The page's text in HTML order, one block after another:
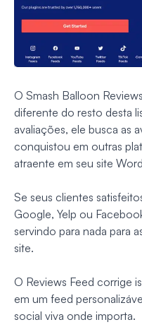
O Smash Balloon
diferente do resto desta
avaliações, ele busca as
conquistou em outras
atraente em seu site
Se seus clientes
Google, Yelp ou
servindo para nada para
site.
O Reviews Feed corrige
em um feed
social viva onde importa.